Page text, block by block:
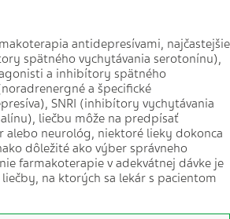
antidepresívami, najčastejšie
spätného vychytávania serotonínu),
a inhibítory spätného
a špecifické
SNRI (inhibítory vychytávania
liečbu môže na predpísať
alebo neurológ, niektoré lieky dokonca
dôležité ako výber správneho
farmakoterapie v adekvátnej dávke je
na ktorých sa lekár s pacientom